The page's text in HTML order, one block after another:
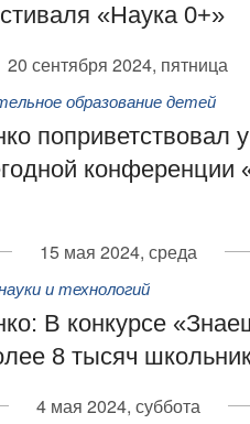
«Наука 0+»
20 сентября 2024, пятница
образование детей
поприветствовал
15 мая 2024, среда
и технологий
В конкурсе
8 тысяч
4 мая 2024, суббота